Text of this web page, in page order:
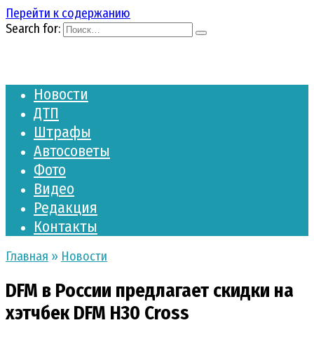
Перейти к содержанию
Search for:
Новости
ДТП
Штрафы
Автосоветы
Фото
Видео
Редакция
Контакты
Главная » Новости
DFM в России предлагает скидки на
хэтчбек DFM H30 Cross